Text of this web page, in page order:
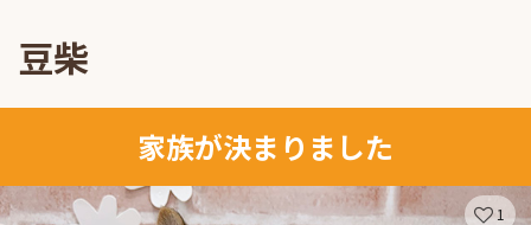
豆柴
家族が決まりました
1